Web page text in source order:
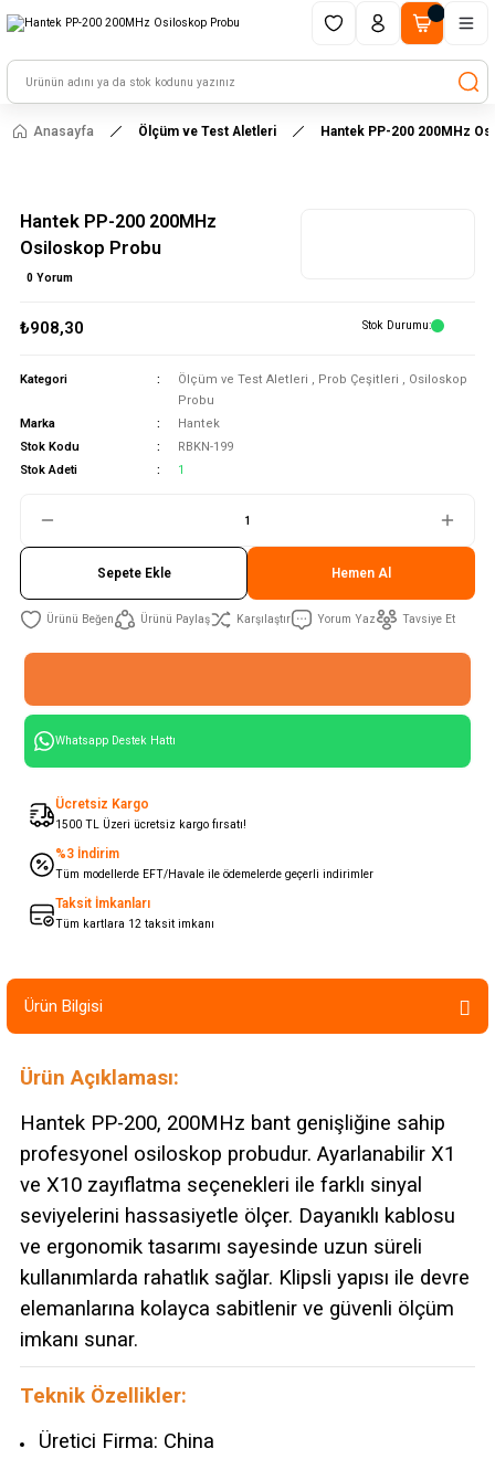
HAYAL ET - TASARLA - ÇALIŞTIR
Anasayfa Ölçüm ve Test Aletleri Hantek PP-200 200MHz
Hantek PP-200 200MHz
Osiloskop Probu
0 Yorum
₺908,30 Stok Durumu
Kategori Ölçüm ve Test Aletleri , Prob Çeşitleri , Osiloskop
Probu
Marka
Hantek
Stok Kodu
RBKN-199
Stok Adeti
1
Sepete Ekle Hemen Al
Ürünü Paylaş Karşılaştır Yorum Yaz Tavsiye Et
Whatsapp Destek Hattı
Ücretsiz Kargo
1500 TL Üzeri ücretsiz kargo fırsatı!
%3 İndirim
Tüm modellerde EFT/Havale ile ödemelerde geçerli indirimler
Taksit İmkanları
Tüm kartlara 12 taksit imkanı
Ürün Bilgisi
Ürün Açıklaması:
Hantek PP-200, 200MHz bant genişliğine sahip
profesyonel osiloskop probudur. Ayarlanabilir X1
ve X10 zayıflatma seçenekleri ile farklı sinyal
seviyelerini hassasiyetle ölçer. Dayanıklı kablosu
ve ergonomik tasarımı sayesinde uzun süreli
kullanımlarda rahatlık sağlar. Klipsli yapısı ile devre
elemanlarına kolayca sabitlenir ve güvenli ölçüm
imkanı sunar.
Teknik Özellikler:
Üretici Firma: China